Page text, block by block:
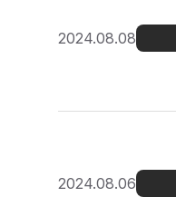
2024.08.08
2024.08.06